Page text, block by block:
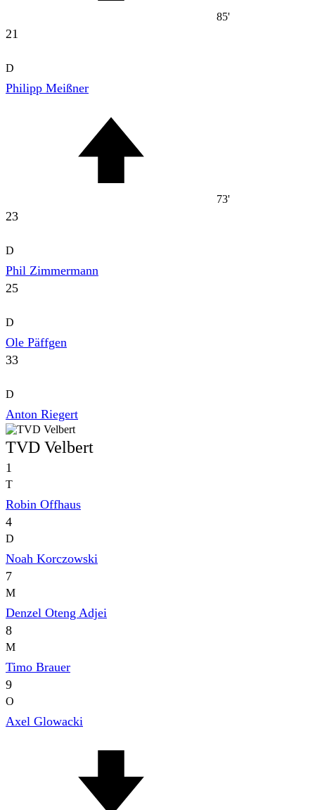
85'
21
D
Philipp Meißner
73'
23
D
Phil Zimmermann
25
D
Ole Päffgen
33
D
Anton Riegert
TVD Velbert
1
T
Robin Offhaus
4
D
Noah Korczowski
7
M
Denzel Oteng Adjei
8
M
Timo Brauer
9
O
Axel Glowacki